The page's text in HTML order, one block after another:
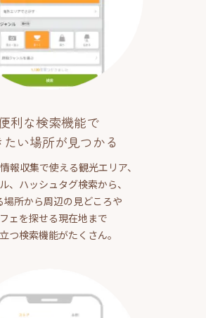
利な検索機能で
たい場所が見つかる
報収集で使える観光エリア、
、ハッシュタグ検索から、
場所から周辺の見どころや
ェを探せる現在地まで
つ検索機能がたくさん。